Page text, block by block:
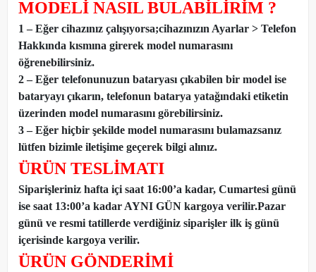
MODELİ NASIL BULABİLİRİM ?
1 – Eğer cihazınız çalışıyorsa;cihazınızın Ayarlar > Telefon
Hakkında kısmına girerek model numarasını
öğrenebilirsiniz.
2 – Eğer telefonunuzun bataryası çıkabilen bir model ise
bataryayı çıkarın, telefonun batarya yatağındaki etiketin
üzerinden model numarasını görebilirsiniz.
3 – Eğer hiçbir şekilde model numarasını bulamazsanız
lütfen bizimle iletişime geçerek bilgi alınız.
ÜRÜN TESLİMATI
Siparişleriniz hafta içi saat 16:00’a kadar, Cumartesi günü
ise saat 13:00’a kadar AYNI GÜN kargoya verilir.Pazar
günü ve resmi tatillerde verdiğiniz siparişler ilk iş günü
içerisinde kargoya verilir.
ÜRÜN GÖNDERİMİ